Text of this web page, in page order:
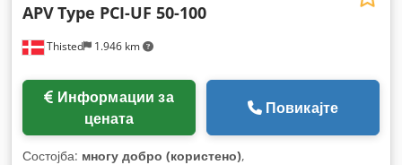
Thisted 1.946 km
APVType PCI-UF 50-100
цената
Повикајте
Состојба: многу добро (користено),